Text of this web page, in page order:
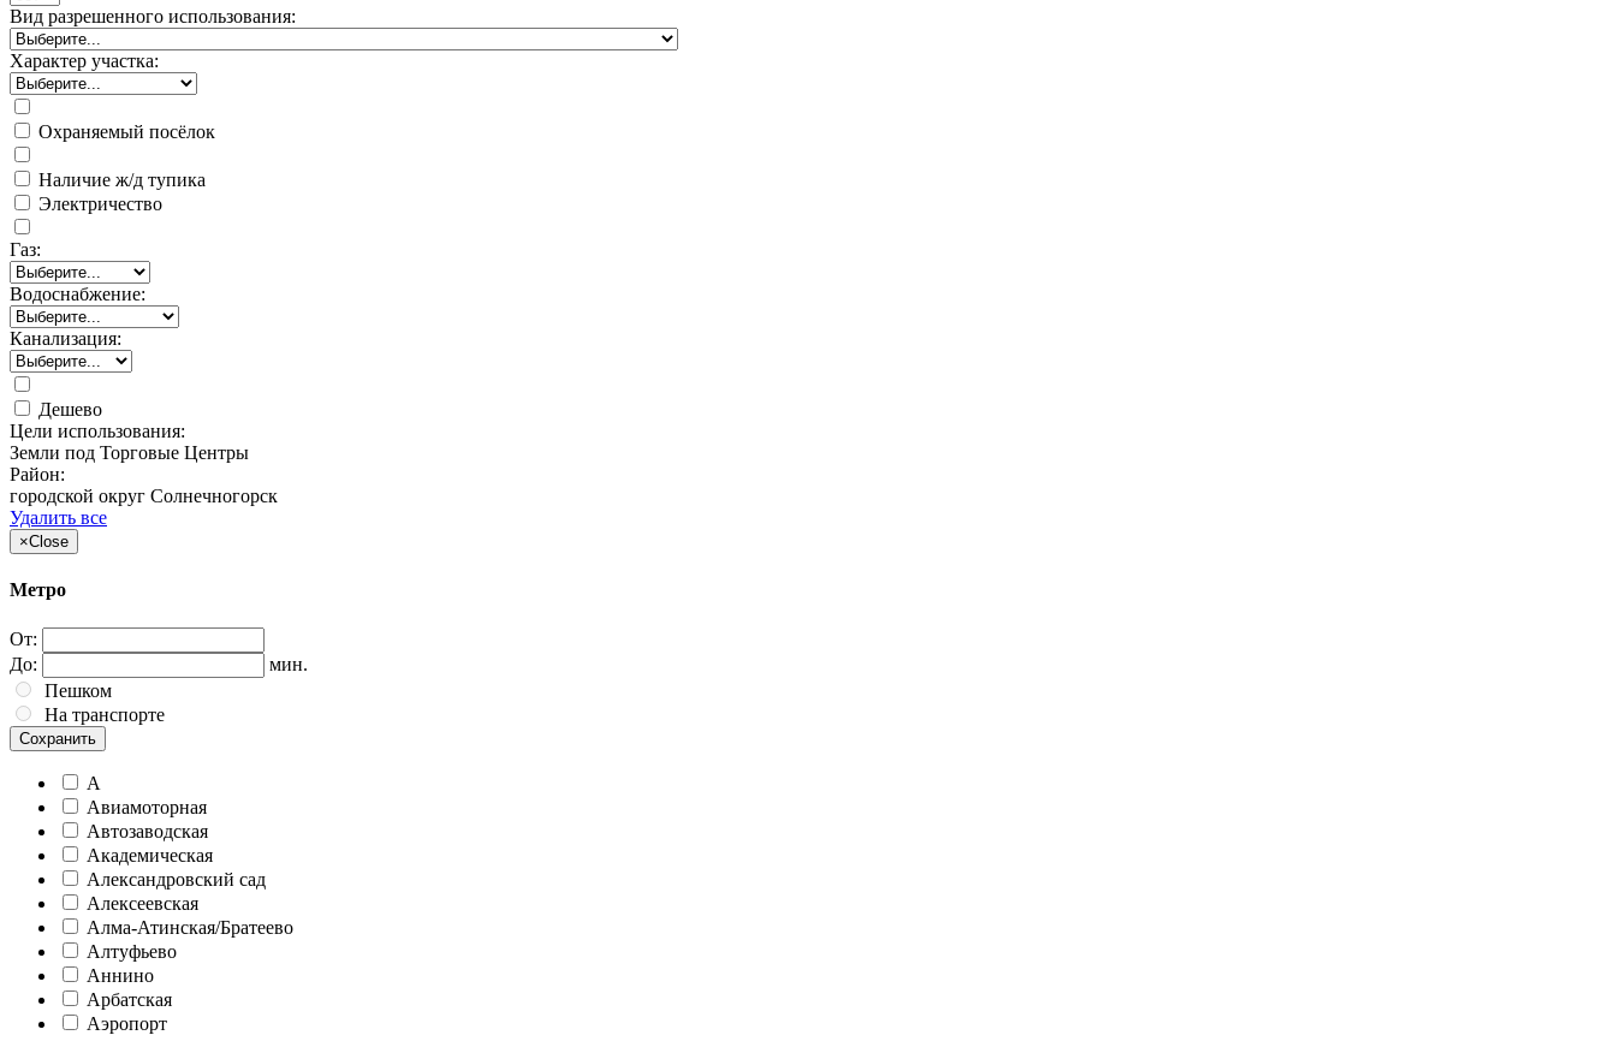
Вид разрешенного использования:
Характер участка:
Охраняемый посёлок
Наличие ж/д тупика
Электричество
Газ:
Водоснабжение:
Канализация:
Дешево
Цели использования:
Земли под Торговые Центры
Район:
городской округ Солнечногорск
Удалить все
×Close
Метро
От:
До:
мин.
Пешком
На транспорте
Сохранить
А
Авиамоторная
Автозаводская
Академическая
Александровский сад
Алексеевская
Алма-Атинская/Братеево
Алтуфьево
Аннино
Арбатская
Аэропорт